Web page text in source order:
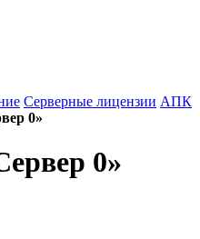
Серверные лицензии АПК
0»
0»